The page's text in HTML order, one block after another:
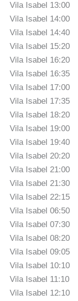
Vila Isabel 13:00
Vila Isabel 14:00
Vila Isabel 14:40
Vila Isabel 15:20
Vila Isabel 16:20
Vila Isabel 16:35
Vila Isabel 17:00
Vila Isabel 17:35
Vila Isabel 18:20
Vila Isabel 19:00
Vila Isabel 19:40
Vila Isabel 20:20
Vila Isabel 21:00
Vila Isabel 21:30
Vila Isabel 22:15
Vila Isabel 06:50
Vila Isabel 07:30
Vila Isabel 08:20
Vila Isabel 09:05
Vila Isabel 10:10
Vila Isabel 11:10
Vila Isabel 12:10